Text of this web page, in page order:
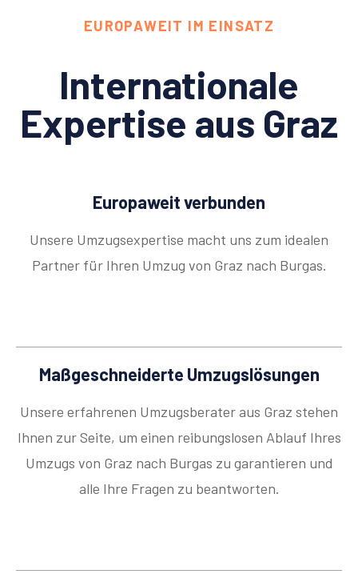
EUROPAWEIT IM EINSATZ
Internationale
Expertise aus Graz
Europaweit verbunden
Unsere Umzugsexpertise macht uns zum idealen
Partner für Ihren Umzug von Graz nach Burgas.
Maßgeschneiderte Umzugslösungen
Unsere erfahrenen Umzugsberater aus Graz stehen
Ihnen zur Seite, um einen reibungslosen Ablauf Ihres
Umzugs von Graz nach Burgas zu garantieren und
alle Ihre Fragen zu beantworten.